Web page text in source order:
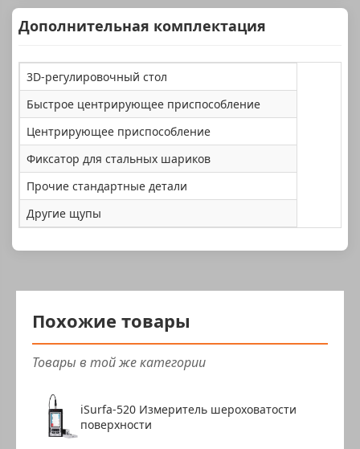
Дополнительная комплектация
3D-регулировочный стол
Быстрое центрирующее приспособление
Центрирующее приспособление
Фиксатор для стальных шариков
Прочие стандартные детали
Другие щупы
Похожие товары
Товары в той же категории
iSurfa-520 Измеритель шероховатости
поверхности